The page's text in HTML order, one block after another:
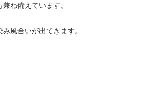
ね備えています。
風合いが出てきます。